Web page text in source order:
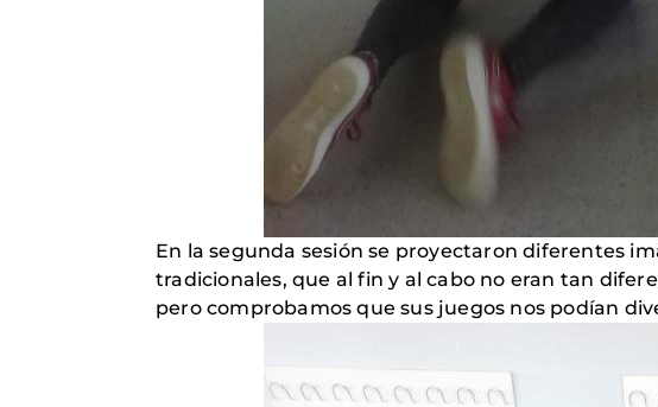
En la segunda sesión se proyectaron diferentes
tradicionales, que al fin y al cabo no eran tan
pero comprobamos que sus juegos nos podían